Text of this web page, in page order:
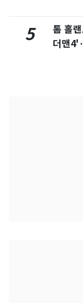
5
톰 홀
더맨